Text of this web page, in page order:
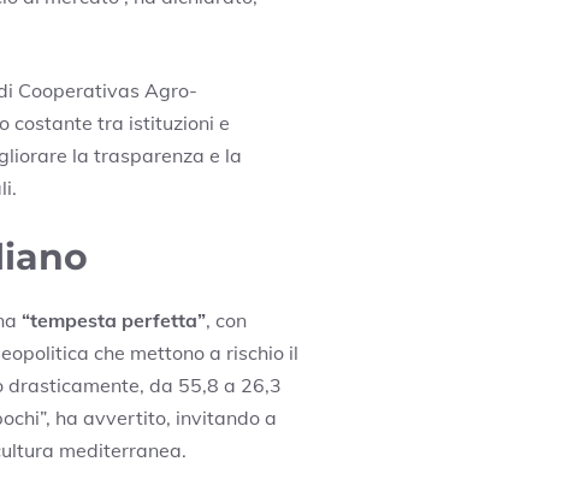
Cooperativas Agro-
costante tra istituzioni e
la trasparenza e la
“tempesta perfetta”, con
che mettono a rischio il
drasticamente, da 55,8 a 26,3
ha avvertito, invitando a
mediterranea.